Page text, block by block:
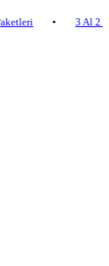
• 3 Al 2 Öde